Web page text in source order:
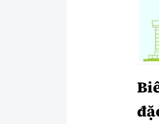
Thời sự Quốc tế
Thế giới giao
Thế giới xây